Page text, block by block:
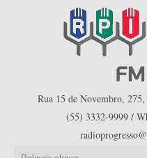
Rua 15 de Novembro,
(55) 3332-9999 /